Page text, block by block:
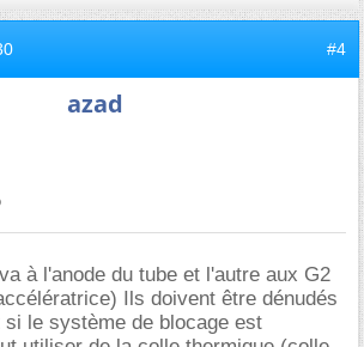
#4
azad
à l'anode du tube et l'autre aux G2
Ils doivent être dénudés
le système de blocage est